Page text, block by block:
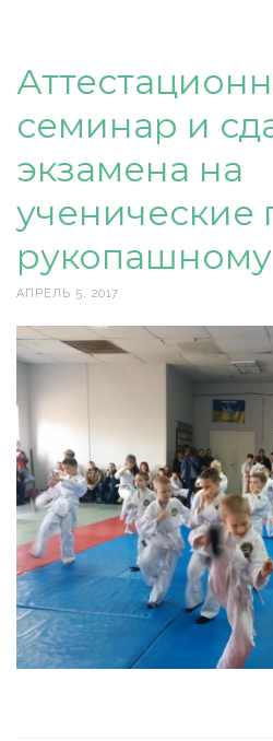
семинар и
экзамена на
ученические
АПРЕЛЬ 5, 2017